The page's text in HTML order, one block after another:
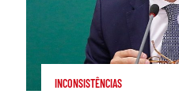
INCONSISTÊNCIAS